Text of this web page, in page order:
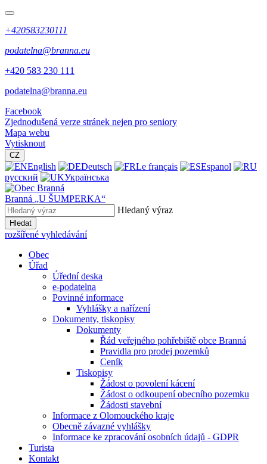
+420583230111
podatelna@branna.eu
+420 583 230 111
podatelna@branna.eu
Facebook
Zjednodušená verze stránek nejen pro seniory
Mapa webu
Vytisknout
CZ
English Deutsch Le français
Espanol
русский
Українська
Branná „U ŠUMPERKA“
Hledaný výraz
Hledat
rozšířené vyhledávání
Obec
Úřad
Úřední deska
e-podatelna
Povinné informace
Vyhlášky a nařízení
Dokumenty, tiskopisy
Dokumenty
Řád veřejného pohřebiště obce Branná
Pravidla pro prodej pozemků
Ceník
Tiskopisy
Žádost o povolení kácení
Žádost o odkoupení obecního pozemku
Žádosti stavební
Informace z Olomouckého kraje
Obecně závazné vyhlášky
Informace ke zpracování osobních údajů - GDPR
Turista
Kontakt